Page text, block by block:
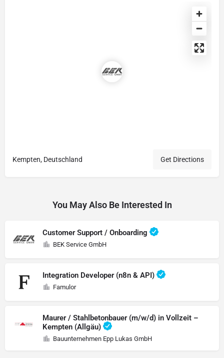
Kempten, Deutschland Get Directions
You May Also Be Interested In
Customer Support / Onboarding
BEK Service GmbH
Integration Developer (n8n & API)
Famulor
Maurer / Stahlbetonbauer (m/w/d) in Vollzeit –
Kempten (Allgäu)
Bauunternehmen Epp Lukas GmbH